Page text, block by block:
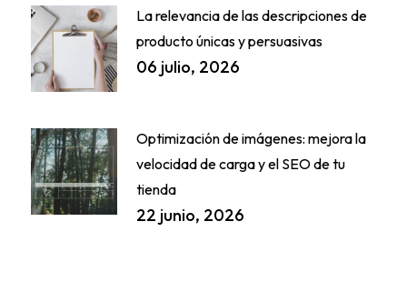
La relevancia de las descripciones de
producto únicas y persuasivas
06 julio, 2026
Optimización de imágenes: mejora la
velocidad de carga y el SEO de tu
tienda
22 junio, 2026